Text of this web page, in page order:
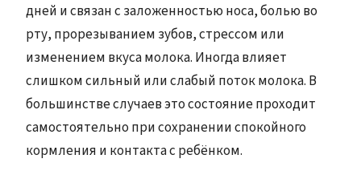
дней и связан с заложенностью носа, болью во
рту, прорезыванием зубов, стрессом или
изменением вкуса молока. Иногда влияет
слишком сильный или слабый поток молока. В
большинстве случаев это состояние проходит
самостоятельно при сохранении спокойного
кормления и контакта с ребёнком.